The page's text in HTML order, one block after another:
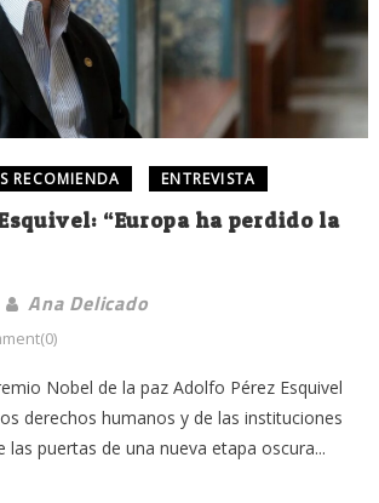
RECOMIENDA ENTREVISTA
“Europa ha perdido la
Ana Delicado
Nobel de la paz Adolfo Pérez Esquivel
derechos humanos y de las instituciones
las puertas de una nueva etapa oscura...